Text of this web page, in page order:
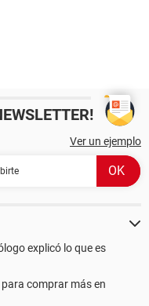
Ver un ejemplo
explicó lo que es
comprar más en